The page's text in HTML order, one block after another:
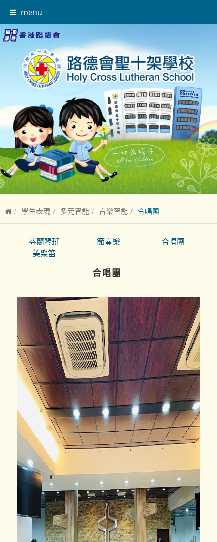
menu
學生表現 多元智能 音樂智能 合唱團
芬蘭琴班 節奏樂
合唱團
美樂笛
合唱團